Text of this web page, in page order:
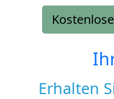
Erhalten